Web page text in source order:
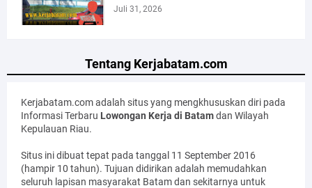
Juli 31, 2026
Tentang Kerjabatam.com
Kerjabatam.com adalah situs yang mengkhususkan diri pada
Informasi Terbaru Lowongan Kerja di Batamdan Wilayah
Kepulauan Riau.
Situs ini dibuat tepat pada tanggal 11 September 2016
(hampir 10 tahun). Tujuan didirikan adalah memudahkan
seluruh lapisan masyarakat Batam dan sekitarnya untuk